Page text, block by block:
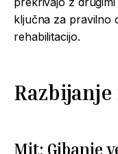
ključna za pravilno
rehabilitacijo.
Mit: Gibanje